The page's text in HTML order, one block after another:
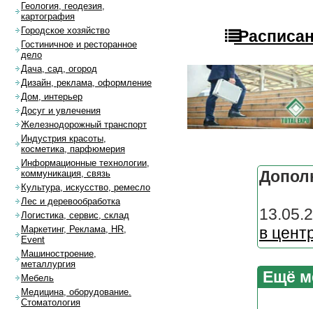
в
Ещё
Геология, геодезия,
картография
Городское хозяйство
Гостиничное и ресторанное
дело
Дача, сад, огород
Дизайн, реклама, оформление
Дом, интерьер
Досуг и увлечения
Железнодорожный транспорт
Индустрия красоты,
косметика, парфюмерия
Информационные технологии,
коммуникация, связь
Культура, искусство, ремесло
Лес и деревообработка
Логистика, сервис, склад
Маркетинг, Реклама, HR,
Event
Машиностроение,
металлургия
Мебель
Медицина, оборудование.
Стоматология